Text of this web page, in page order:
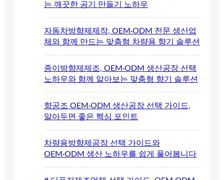
는 깨끗한 공기 만들기 노하우
자동차방향제제작, OEM·ODM 전문 생산업
체와 함께 만드는 맞춤형 차량용 향기 솔루션
종이방향제제조, OEM·ODM 생산공장 선택
노하우와 함께 알아보는 맞춤형 향기 솔루션
향공조 OEM·ODM 생산공장 선택 가이드,
알아두면 좋은 핵심 포인트
차량용방향제공장 선택 가이드와
OEM·ODM 생산 노하우를 쉽게 풀어봅니다